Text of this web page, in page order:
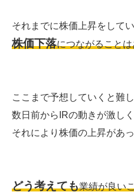
それまでに株価上昇をしてい
株価下落につながること
ここまで予想していくと難
数日前からIRの動きが激しく
それにより株価の上昇があっ
どう考えても業績が良い